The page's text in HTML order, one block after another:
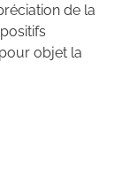
de la
objet la